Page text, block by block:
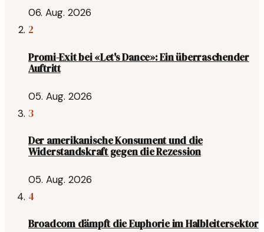
06. Aug. 2026
2
Promi-Exit bei «Let's Dance»: Ein überraschender
Auftritt
05. Aug. 2026
3
Der amerikanische Konsument und die
Widerstandskraft gegen die Rezession
05. Aug. 2026
4
Broadcom dämpft die Euphorie im Halbleitersektor